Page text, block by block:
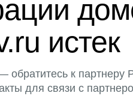
истек
обратитесь к партнеру
для связи с